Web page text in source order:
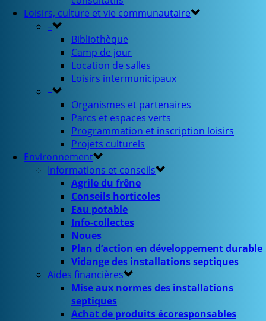
Loisirs, culture et vie communautaire
–
Bibliothèque
Camp de jour
Location de salles
Loisirs intermunicipaux
–
Organismes et partenaires
Parcs et espaces verts
Programmation et inscription loisirs
Projets culturels
Environnement
Informations et conseils
Agrile du frêne
Conseils horticoles
Eau potable
Info-collectes
Noues
Plan d’action en développement durable
Vidange des installations septiques
Aides financières
Mise aux normes des installations
septiques
Achat de produits écoresponsables